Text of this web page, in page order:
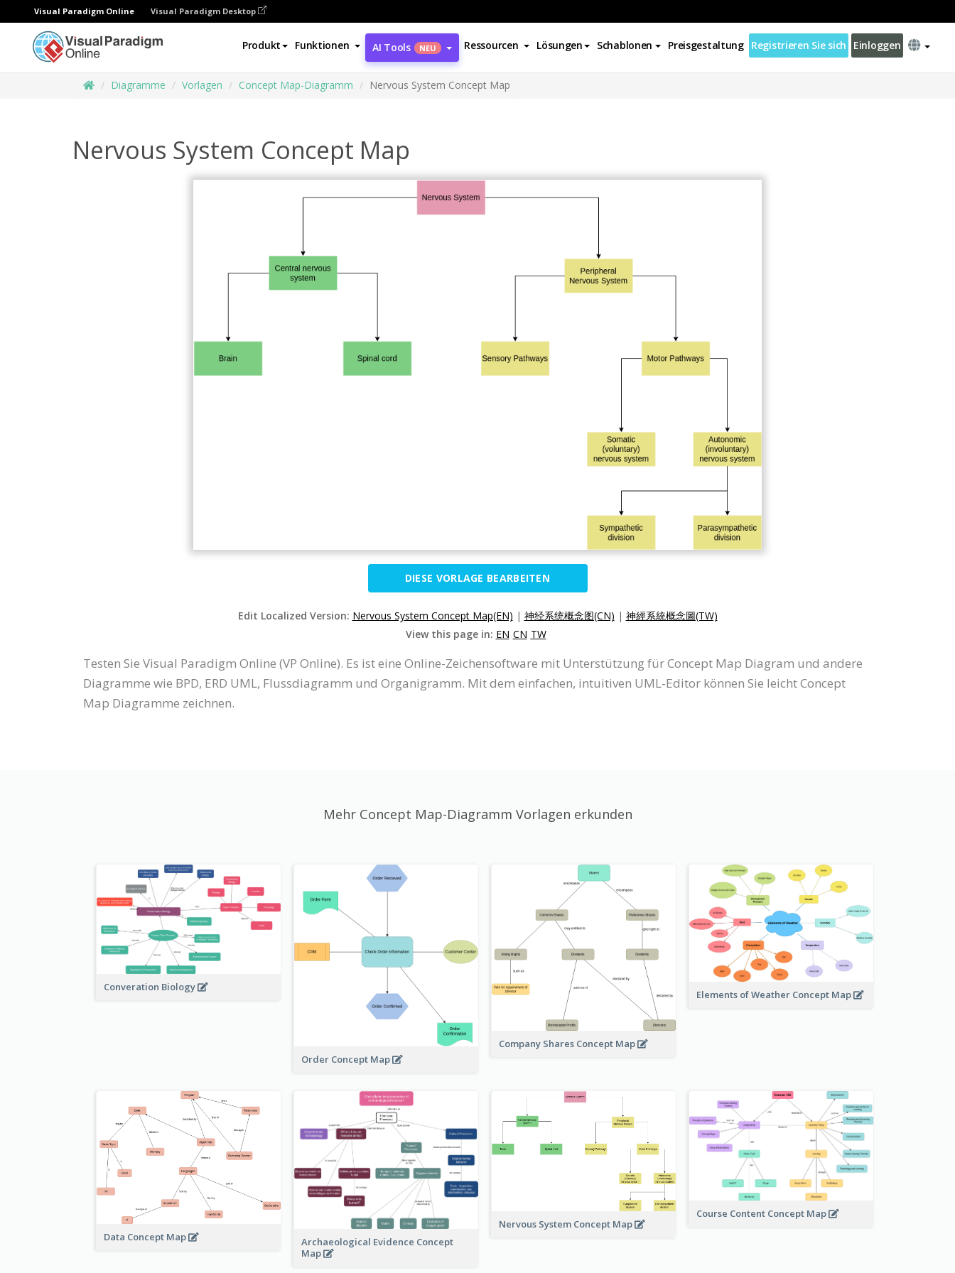
Visual Paradigm Online Visual Paradigm Desktop
Produkt Funktionen AI Tools NEU Ressourcen Lösungen Schablonen Preisgestaltung Registrieren Sie sich Einloggen
Diagramme Vorlagen Concept Map-Diagramm Nervous System Concept Map
Nervous System Concept Map
DIESE VORLAGE BEARBEITEN
Edit Localized Version: Nervous System Concept Map(EN) | 神经系统概念图(CN) | 神經系統概念圖(TW)
View this page in: EN CN TW
Testen Sie Visual Paradigm Online (VP Online). Es ist eine Online-Zeichensoftware mit Unterstützung für Concept Map Diagram und andere
Diagramme wie BPD, ERD UML, Flussdiagramm und Organigramm. Mit dem einfachen, intuitiven UML-Editor können Sie leicht Concept
Map Diagramme zeichnen.
Mehr Concept Map-Diagramm Vorlagen erkunden
Converation Biology
Order Concept Map
Company Shares Concept Map
Elements of Weather Concept Map
Data Concept Map
Archaeological Evidence Concept
Map
Nervous System Concept Map
Course Content Concept Map